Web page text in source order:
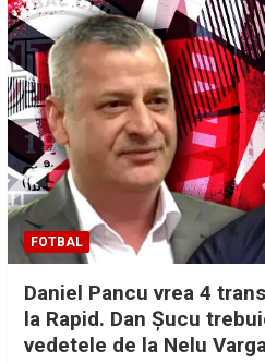
FOTBAL
Daniel Pancu vrea 4
la Rapid. Dan Şucu
vedetele de la Nelu Varga